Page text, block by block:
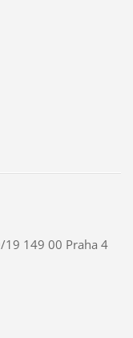
19 149 00 Praha 4